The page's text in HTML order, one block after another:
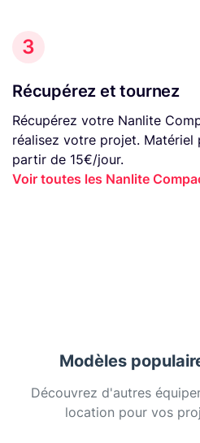
3
Récupérez et tournez
Récupérez votre Nanlite
réalisez votre projet. Matériel
partir de 15€/jour.
Voir toutes les Nanlite
Modèles
Découvrez d'autres
location pour vos